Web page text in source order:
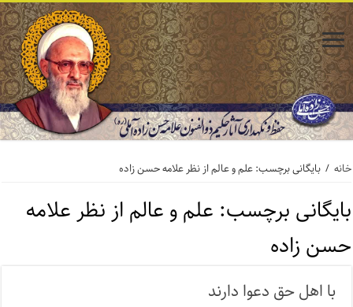
خانه / بایگانی برچسب: علم و عالم از نظر علامه حسن زاده
بایگانی برچسب: علم و عالم از نظر علامه
حسن زاده
با اهل حق دعوا دارند